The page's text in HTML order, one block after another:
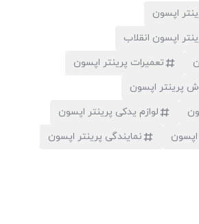
اپسون
اپسون انقلاب
تعمیرات پرینتر اپسون
پرینتر اپسون
لوازم یدکی پرینتر اپسون
اپسون
نمایندگی پرینتر اپسون